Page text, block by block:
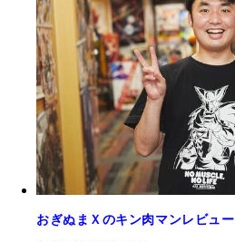
おぎぬまＸのキン肉マンレビュ